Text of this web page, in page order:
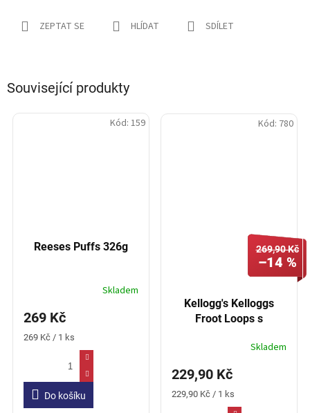
ZEPTAT SE HLÍDAT SDÍLET
Související produkty
Reeses Puffs 326g
Skladem
269 Kč
Měrná
269 Kč / 1 ks
Do košíku
Kód: 159
269,90 Kč
–14 %
Kellogg's Kelloggs
Froot Loops s
Skladem
229,90 Kč
Měrná
229,90 Kč / 1 ks
Kód: 780